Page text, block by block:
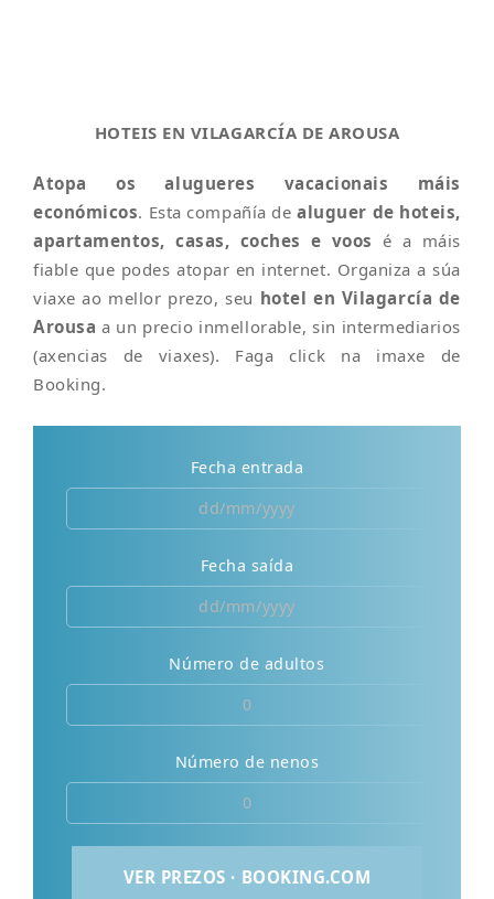
HOTEIS EN VILAGARCÍA DE AROUSA
Atopa os alugueres vacacionais máis
económicos. Esta compañía dealuguer de hoteis,
apartamentos, casas, coches e voos é a máis
fiable que podes atopar en internet. Organiza a súa
viaxe ao mellor prezo, seu hotel en Vilagarcía de
Arousa a un precio inmellorable, sin intermediarios
(axencias de viaxes). Faga click na imaxe de
Booking.
Fecha entrada
Fecha saída
Número de adultos
Número de nenos